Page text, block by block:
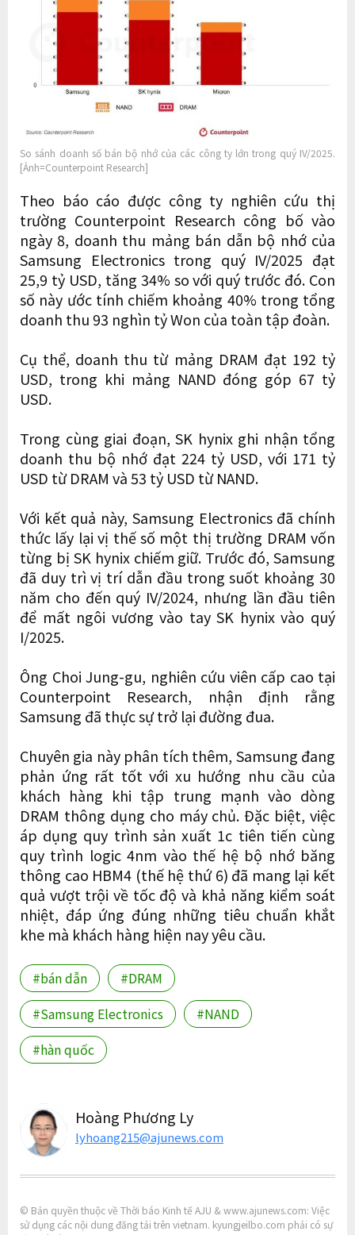
So sánh doanh số bán bộ nhớ của các công ty lớn trong quý IV/2025.
[Ảnh=Counterpoint Research]
Theo báo cáo được công ty nghiên cứu thị
trường Counterpoint Research công bố vào
ngày 8, doanh thu mảng bán dẫn bộ nhớ của
Samsung Electronics trong quý IV/2025 đạt
25,9 tỷ USD, tăng 34% so với quý trước đó. Con
số này ước tính chiếm khoảng 40% trong tổng
doanh thu 93 nghìn tỷ Won của toàn tập đoàn.
Cụ thể, doanh thu từ mảng DRAM đạt 192 tỷ
USD, trong khi mảng NAND đóng góp 67 tỷ
USD.
Trong cùng giai đoạn, SK hynix ghi nhận tổng
doanh thu bộ nhớ đạt 224 tỷ USD, với 171 tỷ
USD từ DRAM và 53 tỷ USD từ NAND.
Với kết quả này, Samsung Electronics đã chính
thức lấy lại vị thế số một thị trường DRAM vốn
từng bị SK hynix chiếm giữ. Trước đó, Samsung
đã duy trì vị trí dẫn đầu trong suốt khoảng 30
năm cho đến quý IV/2024, nhưng lần đầu tiên
để mất ngôi vương vào tay SK hynix vào quý
I/2025.
Ông Choi Jung-gu, nghiên cứu viên cấp cao tại
Counterpoint Research, nhận định rằng
Samsung đã thực sự trở lại đường đua.
Chuyên gia này phân tích thêm, Samsung đang
phản ứng rất tốt với xu hướng nhu cầu của
khách hàng khi tập trung mạnh vào dòng
DRAM thông dụng cho máy chủ. Đặc biệt, việc
áp dụng quy trình sản xuất 1c tiên tiến cùng
quy trình logic 4nm vào thế hệ bộ nhớ băng
thông cao HBM4 (thế hệ thứ 6) đã mang lại kết
quả vượt trội về tốc độ và khả năng kiểm soát
nhiệt, đáp ứng đúng những tiêu chuẩn khắt
khe mà khách hàng hiện nay yêu cầu.
#bán dẫn
#DRAM
#Samsung Electronics
#NAND
#hàn quốc
Hoàng Phương Ly
lyhoang215@ajunews.com
© Bản quyền thuộc về Thời báo Kinh tế AJU & www.ajunews.com: Việc
sử dụng các nội dung đăng tải trên vietnam. kyungjeilbo.com phải có sự